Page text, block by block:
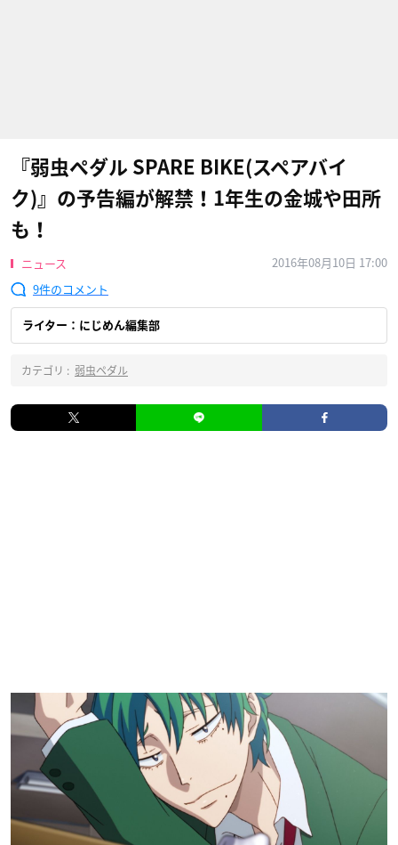
『弱虫ペダル SPARE BIKE(スペアバイ
ク)』の予告編が解禁！1年生の金城や田所
も！
ニュース
2016年08月10日 17:00
9
ライター：にじめん編集部
カテゴリ : 弱虫ペダル